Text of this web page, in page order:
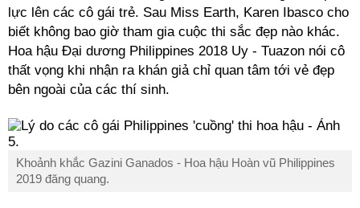
lực lên các cô gái trẻ. Sau Miss Earth, Karen Ibasco cho
biết không bao giờ tham gia cuộc thi sắc đẹp nào khác.
Hoa hậu Đại dương Philippines 2018 Uy - Tuazon nói cô
thất vọng khi nhận ra khán giả chỉ quan tâm tới vẻ đẹp
bên ngoài của các thí sinh.
Khoảnh khắc Gazini Ganados - Hoa hậu Hoàn vũ Philippines
2019 đăng quang.